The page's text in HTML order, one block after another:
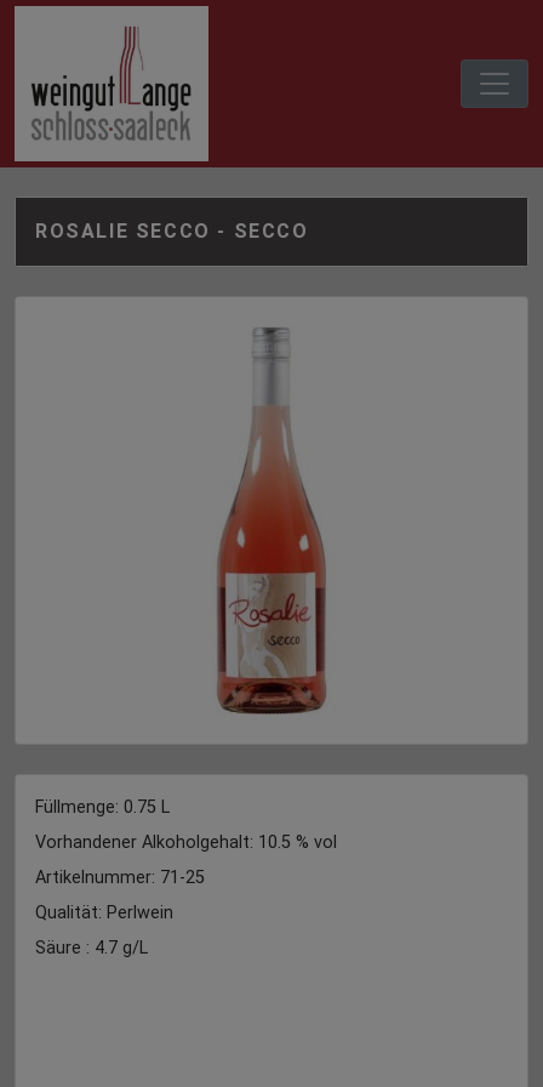
ROSALIE SECCO - SECCO
Füllmenge: 0.75 L
Vorhandener Alkoholgehalt: 10.5 % vol
Artikelnummer: 71-25
Qualität: Perlwein
Säure : 4.7 g/L